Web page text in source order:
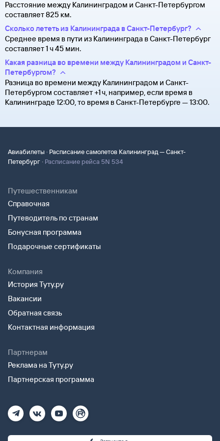
Расстояние между Калининградом и Санкт-Петербургом
составляет 825 км.
Сколько лететь из Калининграда в Санкт-Петербург?
Среднее время в пути из Калининграда в Санкт-Петербург
составляет 1 ч 45 мин.
Какая разница во времени между Калининградом и Санкт-
Петербургом?
Разница во времени между Калининградом и Санкт-
Петербургом составляет +1 ч, например, если время в
Калининграде 12:00, то время в Санкт-Петербурге — 13:00.
Авиабилеты · Расписание самолетов Калининград — Санкт-
Петербург · Расписание рейса 5N 534
Путешественникам
Справочная
Путеводитель по странам
Бонусная программа
Подарочные сертификаты
Компания
История Туту.ру
Вакансии
Обратная связь
Контактная информация
Партнерам
Реклама на Туту.ру
Партнерская программа